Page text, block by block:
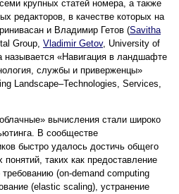
крупных статей номера, а также
редакторов, в качестве которых на
и Владимир Гетов (Savitha
Group, Vladimir Getov, University of
называется «Навигация в ландшафте
службы и приверженцы»
Landscape–Technologies, Services,
вычисления стали широко
В сообществе
быстро удалось достичь общего
таких как предоставление
(on-demand computing
(elastic scaling), устранение